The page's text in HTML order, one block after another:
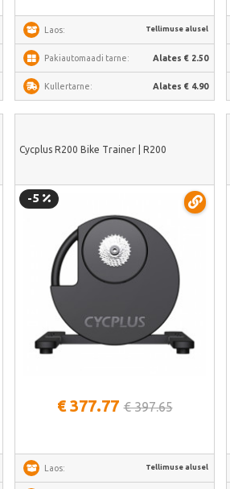
Laos: Tellimuse alusel
Pakiautomaadi tarne: Alates € 2.50
Kullertarne: Alates € 4.90
Cycplus R200 Bike Trainer | R200
-5
€ 377.77 € 397.65
Laos: Tellimuse alusel